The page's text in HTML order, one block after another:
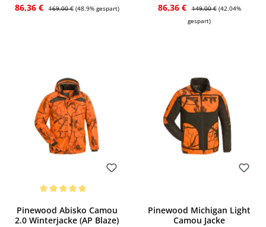
Verkaufspreis:
86,36 € Regulärer Preis:
169,00 € (48.9% gespart) Verkaufspreis:
86,36 € Regulärer Preis:
149,00 € (42.04%
gespart)
Bewerten
Pinewood Abisko Camou
2.0 Winterjacke (AP Blaze)
Pinewood Michigan Light
Camou Jacke